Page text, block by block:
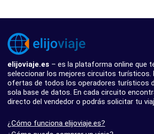
elijoviaje.es – es la plataforma online que
seleccionar los mejores circuitos turísticos.
ofertas de todos los operadores turísticos
sola base de datos. En cada circuito
directo del vendedor o podrás solicitar tu
¿Cómo funciona elijoviaje.es?